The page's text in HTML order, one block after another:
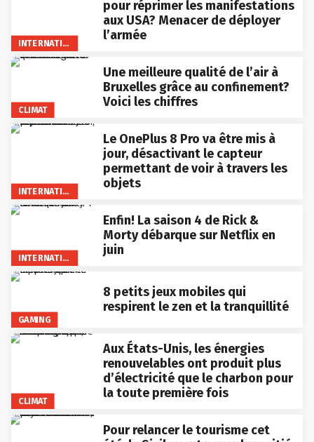
INTERNATIONAL
pour réprimer les manifestations
aux USA? Menacer de déployer
l’armée
CLIMAT
Une meilleure qualité de l’air à
Bruxelles grâce au confinement?
Voici les chiffres
INTERNATIONAL
Le OnePlus 8 Pro va être mis à
jour, désactivant le capteur
permettant de voir à travers les
objets
INTERNATIONAL
Enfin! La saison 4 de Rick &
Morty débarque sur Netflix en
juin
GAMING
8 petits jeux mobiles qui
respirent le zen et la tranquillité
CLIMAT
Aux États-Unis, les énergies
renouvelables ont produit plus
d’électricité que le charbon pour
la toute première fois
Pour relancer le tourisme cet